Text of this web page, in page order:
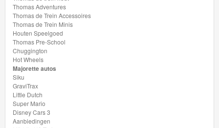
Thomas Adventures
Thomas de Trein Accessoires
Thomas de Trein Minis
Houten Speelgoed
Thomas Pre-School
Chuggington
Hot Wheels
Majorette autos
Siku
GraviTrax
Little Dutch
Super Mario
Disney Cars 3
Aanbiedingen